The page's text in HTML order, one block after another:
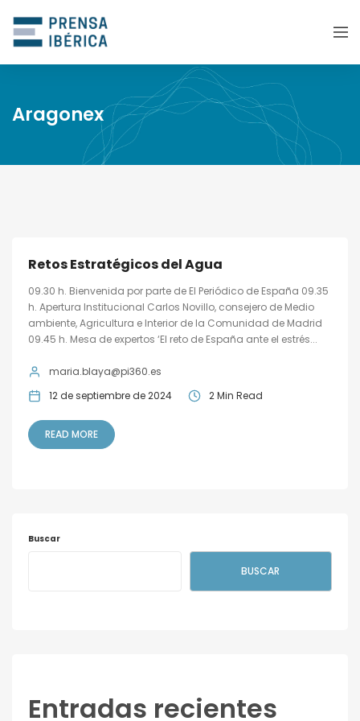
Aragonex
Retos Estratégicos del Agua
09.30 h. Bienvenida por parte de El Periódico de España 09.35
h. Apertura Institucional Carlos Novillo, consejero de Medio
ambiente, Agricultura e Interior de la Comunidad de Madrid
09.45 h. Mesa de expertos ‘El reto de España ante el estrés...
maria.blaya@pi360.es
12 de septiembre de 2024
2 Min Read
READ MORE
Buscar
BUSCAR
Entradas recientes